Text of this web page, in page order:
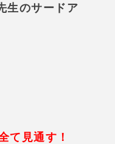
生のサードア
て見通す！